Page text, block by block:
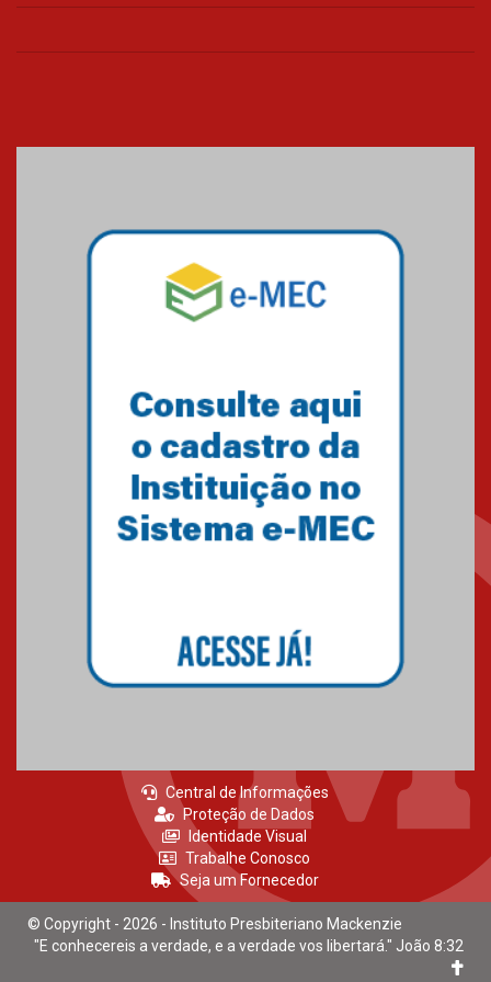
Central de Informações
Proteção de Dados
Identidade Visual
Trabalhe Conosco
Seja um Fornecedor
© Copyright - 2026 - Instituto Presbiteriano Mackenzie
"E conhecereis a verdade, e a verdade vos libertará." João 8:32